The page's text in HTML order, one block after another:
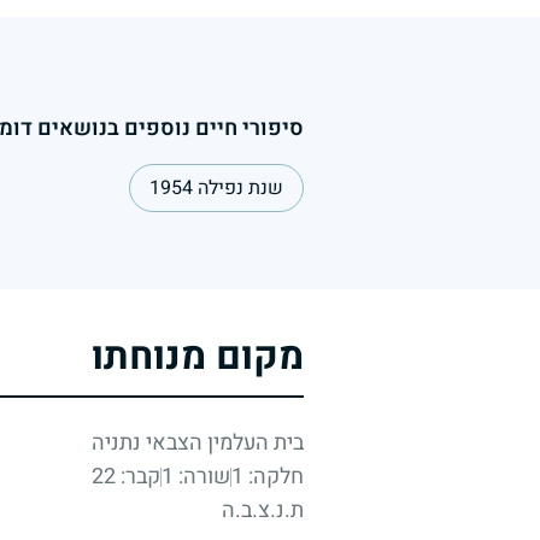
סיפורי חיים נוספים בנושאים
שנת נפילה 1954
מקום מנוחתו
בית העלמין הצבאי נתניה
חלקה: 1
שורה: 1
קבר: 22
ת.נ.צ.ב.ה